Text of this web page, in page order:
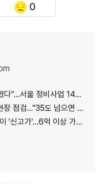
0
사업 14곳 시공사 보증 '난항'
…"35도 넘으면 작업 멈춘다"
'…6억 이상 가격대서 상승세